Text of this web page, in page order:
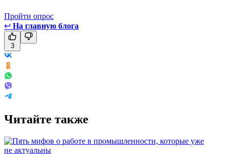
Пройти опрос
↩ На главную блога
3
Читайте также